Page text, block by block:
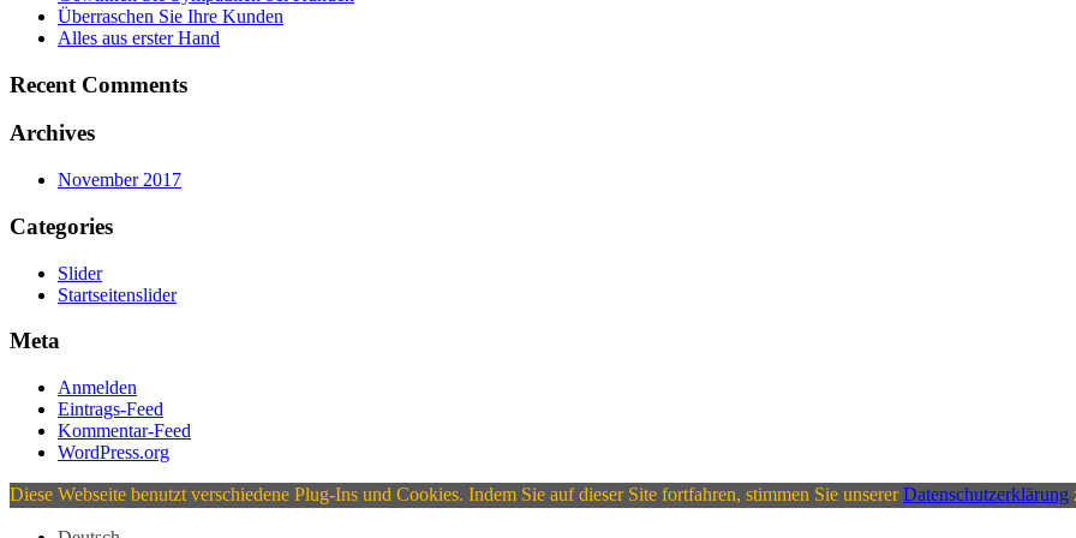
Überraschen Sie Ihre Kunden
Alles aus erster Hand
Recent Comments
Archives
November 2017
Categories
Slider
Startseitenslider
Meta
Anmelden
Eintrags-Feed
Kommentar-Feed
WordPress.org
Diese Webseite benutzt verschiedene Plug-Ins und Cookies. Indem Sie auf dieser Site fortfahren, stimmen Sie unsererDatenschutzerklärung